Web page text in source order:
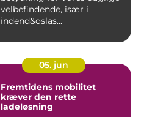
velbefindende, især i
indend&oslas...
05. jun
Fremtidens mobilitet
kræver den rette
ladeløsning